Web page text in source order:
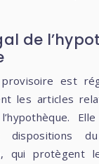
de
provisoire est
les articles
dispositions
qui protègent